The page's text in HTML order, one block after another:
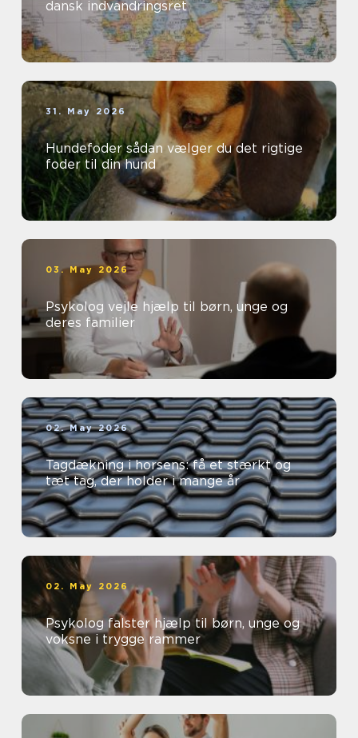
dansk indvandringsret
31. May 2026
Hundefoder sådan vælger du det rigtige
foder til din hund
03. May 2026
Psykolog vejle hjælp til børn, unge og
deres familier
02. May 2026
Tagdækning i horsens: få et stærkt og
tæt tag, der holder i mange år
02. May 2026
Psykolog falster hjælp til børn, unge og
voksne i trygge rammer